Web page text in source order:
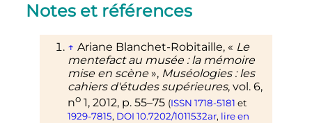
Notes et références
↑ Ariane Blanchet-Robitaille, « Le
mentefact au musée : la mémoire
mise en scène », Muséologies : les
cahiers d'études supérieures, vol. 6,
no 1, 2012, p. 55–75 (ISSN 1718-5181 et
1929-7815, DOI 10.7202/1011532ar, lire en